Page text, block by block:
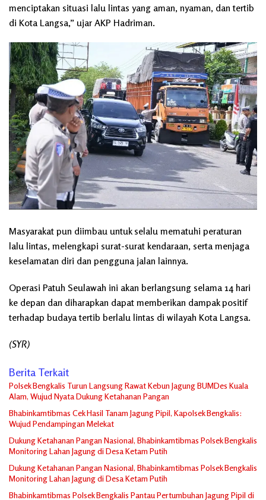
menciptakan situasi lalu lintas yang aman, nyaman, dan tertib
di Kota Langsa,” ujar AKP Hadriman.
Masyarakat pun diimbau untuk selalu mematuhi peraturan
lalu lintas, melengkapi surat-surat kendaraan, serta menjaga
keselamatan diri dan pengguna jalan lainnya.
Operasi Patuh Seulawah ini akan berlangsung selama 14 hari
ke depan dan diharapkan dapat memberikan dampak positif
terhadap budaya tertib berlalu lintas di wilayah Kota Langsa.
(SYR)
Berita Terkait
Polsek Bengkalis Turun Langsung Rawat Kebun Jagung BUMDes Kuala
Alam, Wujud Nyata Dukung Ketahanan Pangan
Bhabinkamtibmas Cek Hasil Tanam Jagung Pipil, Kapolsek Bengkalis:
Wujud Pendampingan Melekat
Dukung Ketahanan Pangan Nasional, Bhabinkamtibmas Polsek Bengkalis
Monitoring Lahan Jagung di Desa Ketam Putih
Dukung Ketahanan Pangan Nasional, Bhabinkamtibmas Polsek Bengkalis
Monitoring Lahan Jagung di Desa Ketam Putih
Bhabinkamtibmas Polsek Bengkalis Pantau Pertumbuhan Jagung Pipil di